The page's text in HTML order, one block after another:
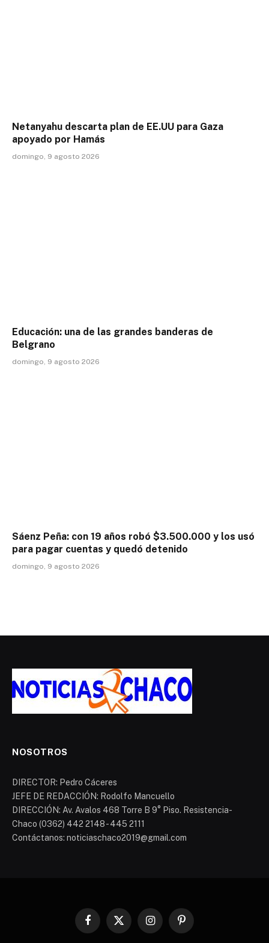
Netanyahu descarta plan de EE.UU para Gaza
apoyado por Hamás
domingo, 9 agosto 2026
Educación: una de las grandes banderas de
Belgrano
domingo, 9 agosto 2026
Sáenz Peña: con 19 años robó $3.500.000 y los usó
para pagar cuentas y quedó detenido
domingo, 9 agosto 2026
NOSOTROS
DIRECTOR: Pedro Cáceres
JEFE DE REDACCIÓN: Rodolfo Mancuello
DIRECCIÓN: Av. Avalos 468 Torre B 9° Piso. Resistencia-
Chaco (0362) 442 2148 - 445 2111
Contáctanos: noticiaschaco2019@gmail.com
Facebook
X
InstagramPinterest